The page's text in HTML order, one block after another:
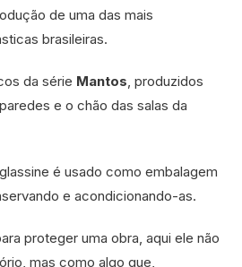
de uma das mais
brasileiras.
da série Mantos , produzidos
e o chão das salas da
é usado como embalagem
e acondicionando-as.
proteger uma obra, aqui ele não
mas como algo que,